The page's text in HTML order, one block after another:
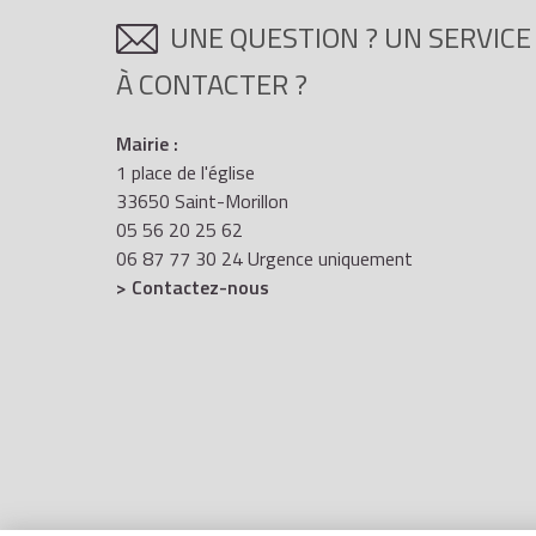
UNE QUESTION ? UN SERVICE
À CONTACTER ?
Mairie :
1 place de l'église
33650 Saint-Morillon
05 56 20 25 62
06 87 77 30 24 Urgence uniquement
> Contactez-nous